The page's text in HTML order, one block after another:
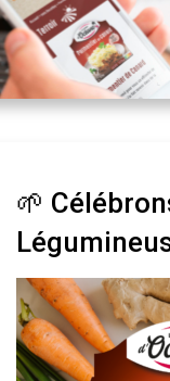
🌱